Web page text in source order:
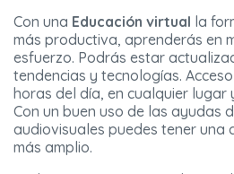
Con una Educación virtual la
más productiva, aprenderás en
esfuerzo. Podrás estar
tendencias y tecnologías.
horas del día, en cualquier lugar
Con un buen uso de las ayudas
audiovisuales puedes tener una
más amplio.